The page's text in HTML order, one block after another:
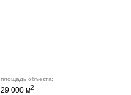
29 000 м2
площадь объекта: